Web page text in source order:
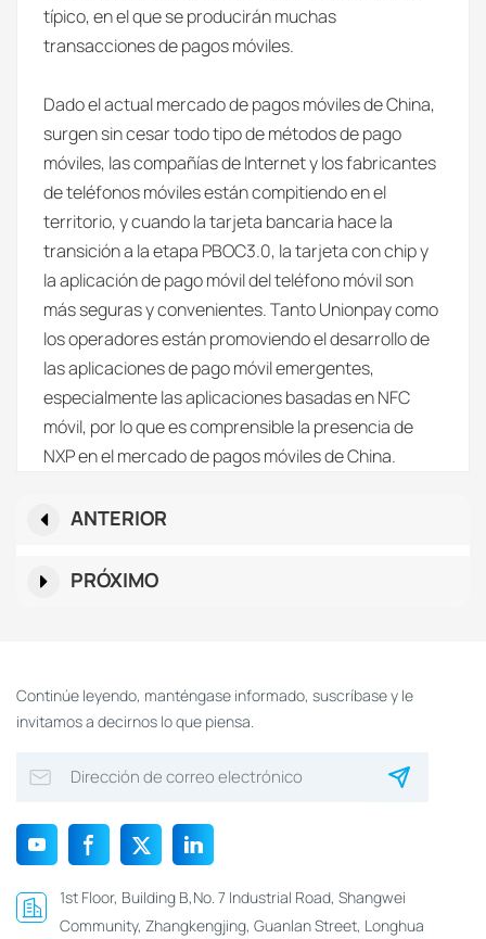
típico, en el que se producirán muchas
transacciones de pagos móviles.
Dado el actual mercado de pagos móviles de China,
surgen sin cesar todo tipo de métodos de pago
móviles, las compañías de Internet y los fabricantes
de teléfonos móviles están compitiendo en el
territorio, y cuando la tarjeta bancaria hace la
transición a la etapa PBOC3.0, la tarjeta con chip y
la aplicación de pago móvil del teléfono móvil son
más seguras y convenientes. Tanto Unionpay como
los operadores están promoviendo el desarrollo de
las aplicaciones de pago móvil emergentes,
especialmente las aplicaciones basadas en NFC
móvil, por lo que es comprensible la presencia de
NXP en el mercado de pagos móviles de China.
ANTERIOR
PRÓXIMO
Continúe leyendo, manténgase informado, suscríbase y le
invitamos a decirnos lo que piensa.
1st Floor, Building B,No. 7 Industrial Road, Shangwei
Community, Zhangkengjing, Guanlan Street, Longhua